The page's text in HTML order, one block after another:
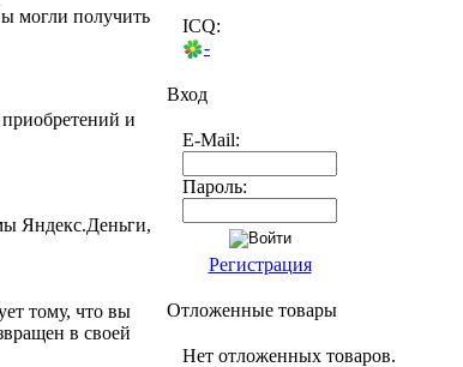
могли получить
и
Яндекс.Деньги,
тому, что вы
в своей
ICQ:
-
Вход
E-Mail:
Пароль:
Регистрация
Отложенные товары
Нет отложенных товаров.